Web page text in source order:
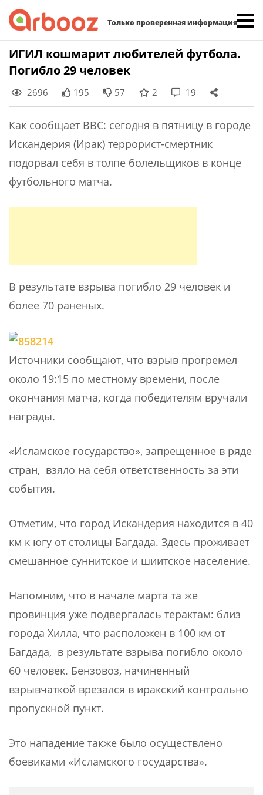
Только проверенная информация
Skip
ИГИЛ кошмарит любителей футбола.
Погибло 29 человек
2696 195 57 2 19
Как сообщает BBC: сегодня в пятницу в городе
Искандерия (Ирак) террорист-смертник
подорвал себя в толпе болельщиков в конце
футбольного матча.
В результате взрыва погибло 29 человек и
более 70 раненых.
Источники сообщают, что взрыв прогремел
около 19:15 по местному времени, после
окончания матча, когда победителям вручали
награды.
«Исламское государство», запрещенное в ряде
стран, взяло на себя ответственность за эти
события.
Отметим, что город Искандерия находится в 40
км к югу от столицы Багдада. Здесь проживает
смешанное суннитское и шиитское население.
Напомним, что в начале марта та же
провинция уже подвергалась терактам: близ
города Хилла, что расположен в 100 км от
Багдада, в результате взрыва погибло около
60 человек. Бензовоз, начиненный
взрывчаткой врезался в иракский контрольно
пропускной пункт.
Это нападение также было осуществлено
боевиками «Исламского государства».
Найти: